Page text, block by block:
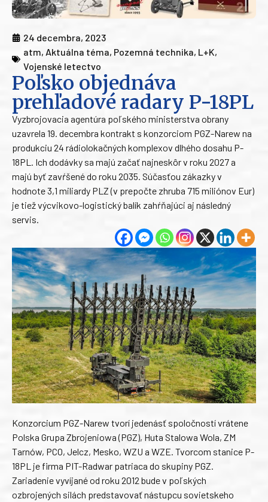
24 decembra, 2023
atm, Aktuálna téma, Pozemná technika, L+K,
Vojenské letectvo
Poľsko objednáva
prehľadové radary P-18PL
Vyzbrojovacia agentúra poľského ministerstva obrany
uzavrela 19. decembra kontrakt s konzorciom PGZ-Narew na
produkciu 24 rádiolokačných komplexov dlhého dosahu P-
18PL. Ich dodávky sa majú začať najneskôr v roku 2027 a
majú byť zavŕšené do roku 2035. Súčasťou zákazky v
hodnote 3,1 miliardy PLZ (v prepočte zhruba 715 miliónov Eur)
je tiež výcvikovo-logistický balík zahŕňajúci aj následný
servis.
Konzorcium PGZ-Narew tvorí jedenásť spoločností vrátene
Polska Grupa Zbrojeniowa (PGZ), Huta Stalowa Wola, ZM
Tarnów, PCO, Jelcz, Mesko, WZU a WZE. Tvorcom stanice P-
18PL je firma PIT-Radwar patriaca do skupiny PGZ.
Zariadenie vyvíjané od roku 2012 bude v poľských
ozbrojených silách predstavovať nástupcu sovietskeho